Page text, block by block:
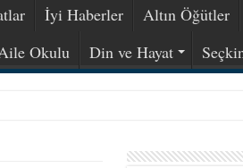
İyi Haberler Altın Öğütler
Okulu Din ve Hayat